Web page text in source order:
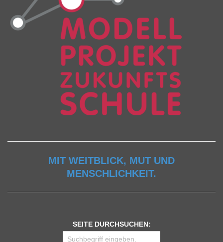
MIT WEITBLICK, MUT UND
MENSCHLICHKEIT.
SEITE DURCHSUCHEN: